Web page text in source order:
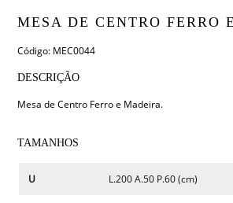
MESA DE CENTRO FERRO
Código: MEC0044
DESCRIÇÃO
Mesa de Centro Ferro e Madeira.
TAMANHOS
U L.200 A.50 P.60 (cm)